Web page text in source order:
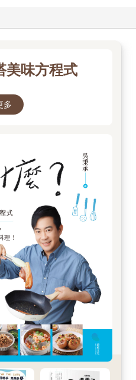
驗。哈尼格把甜的、鹹的、苦
道的最低強度，會隨著舌頭邊
比舌根對於甜味與鹹味更敏
，並不是很明確，而且兩者的
念很有意思，還更進一步把它
不算很精確—或許波林是要誇
那樣做，不過結果就是—他讓
。
味覺圖的基礎，它把每種味覺
後端為苦味；沿著側邊，鹹味
中間則是空白的。已經研究這
琳達‧巴托沙克（Linda
失真所產生的：一開始，波林把
者和教科書編者又錯誤解讀波
示舌頭的特定區域。最後一回
各國國界還要更分明的味覺分
大家再清楚不過的現象，味覺
欣然接納了這個圖；每個年代
圖的課堂實驗上，啜飲著摻了
像防空演習或躲避球那樣，味
一個特點，這也使得它在公眾
美味方程式
多